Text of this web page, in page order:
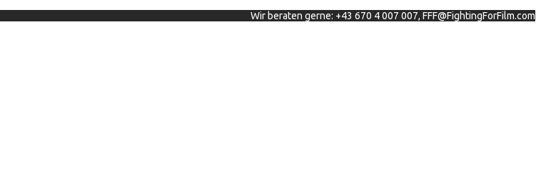
Wir beraten gerne: +43 670 4 007 007, FFF@FightingForFilm.com